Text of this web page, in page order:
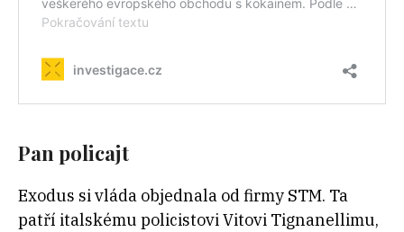
Pan policajt
Exodus si vláda objednala od firmy STM. Ta
patří italskému policistovi Vitovi Tignanellimu,